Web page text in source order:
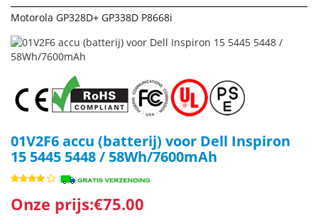
Motorola GP328D+ GP338D P8668i
01V2F6 accu (batterij) voor Dell Inspiron
15 5445 5448 / 58Wh/7600mAh
Onze prijs:€75.00